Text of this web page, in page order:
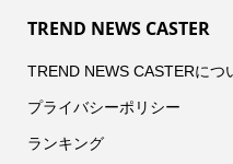
TREND NEWS CASTER
TREND NEWS CASTERにつ
プライバシーポリシー
ランキング